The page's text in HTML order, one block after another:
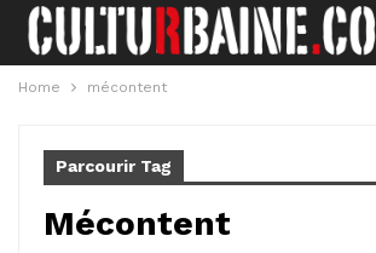
Home mécontent
Parcourir Tag
Mécontent